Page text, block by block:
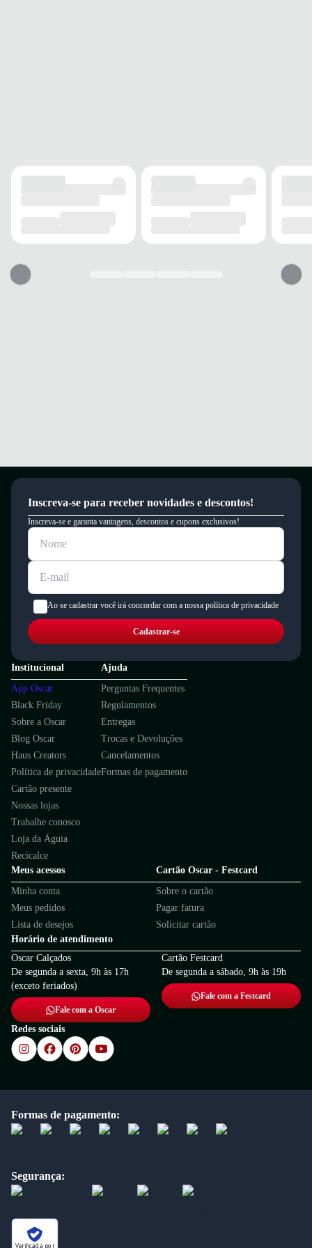
Inscreva-se para receber novidades e descontos!
Inscreva-se e garanta vantagens, descontos e cupons exclusivos!
Ao se cadastrar você irá concordar com a nossa política de privacidade
Cadastrar-se
Institucional
App Oscar
Black Friday
Sobre a Oscar
Blog Oscar
Haus Creators
Política de privacidade
Cartão presente
Nossas lojas
Trabalhe conosco
Loja da Águia
Recicalce
Ajuda
Perguntas Frequentes
Regulamentos
Entregas
Trocas e Devoluções
Cancelamentos
Formas de pagamento
Meus acessos
Minha conta
Meus pedidos
Lista de desejos
Cartão Oscar - Festcard
Sobre o cartão
Pagar fatura
Solicitar cartão
Horário de atendimento
Oscar Calçados
De segunda a sexta, 9h às 17h
(exceto feriados)
Fale com a Oscar
Cartão Festcard
De segunda a sábado, 9h às 19h
Fale com a Festcard
Redes sociais
Formas de pagamento:
Segurança:
Verificada por